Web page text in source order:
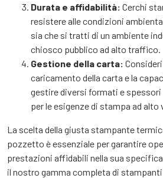
Durata e affidabilità: Cerchi
resistere alle condizioni
sia che si tratti di un ambiente
chiosco pubblico ad alto traffico.
Gestione della carta:
caricamento della carta e la
gestire diversi formati e
per le esigenze di stampa ad alto
La scelta della giusta stampante
pozzetto è essenziale per garantire
prestazioni affidabili nella sua
il nostro gamma completa di